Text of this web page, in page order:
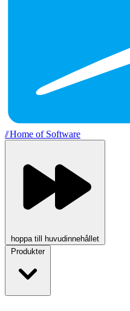
//Home of Software
hoppa till huvudinnehållet
Produkter